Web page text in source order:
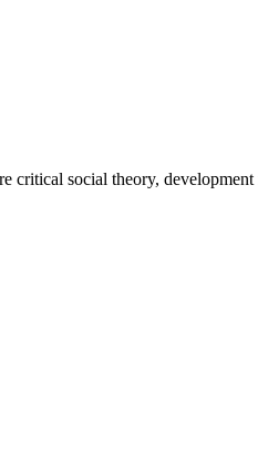
social theory,